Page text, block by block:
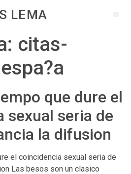
LEMA
citas-
que dure el
sexual seri­a de
la difusion
el coincidencia sexual seri­a de
Las besos son un clasico